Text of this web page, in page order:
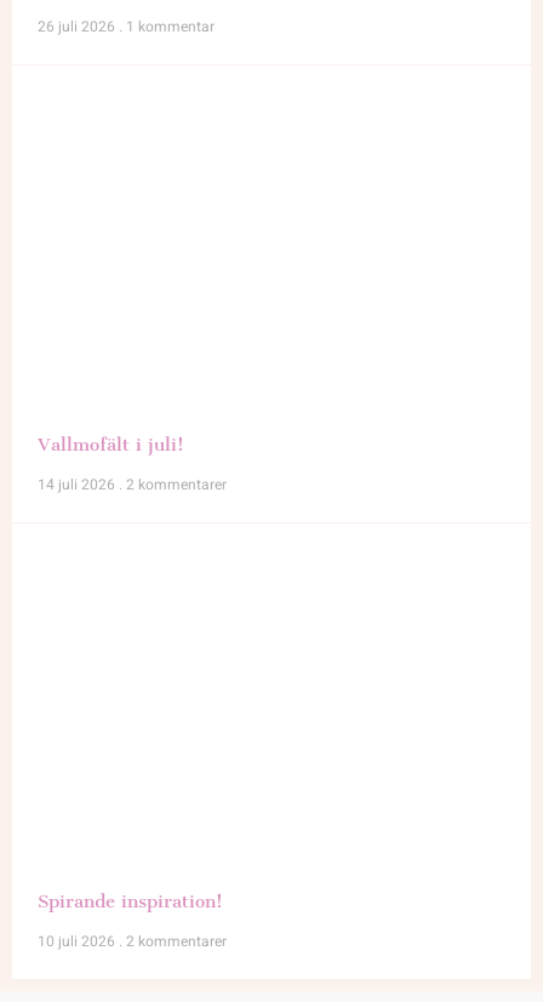
26 juli 2026
1 kommentar
Vallmofält i juli!
14 juli 2026 2 kommentarer
Spirande inspiration!
10 juli 2026 2 kommentarer